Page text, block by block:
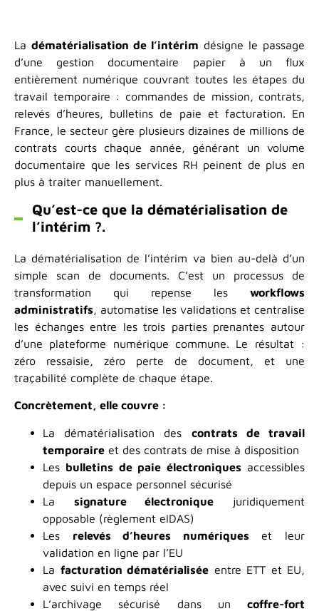
La dématérialisation de l’intérim désigne le passage
d’une gestion documentaire papier à un flux
entièrement numérique couvrant toutes les étapes du
travail temporaire : commandes de mission, contrats,
relevés d’heures, bulletins de paie et facturation. En
France, le secteur gère plusieurs dizaines de millions de
contrats courts chaque année, générant un volume
documentaire que les services RH peinent de plus en
plus à traiter manuellement.
Qu’est-ce que la dématérialisation de
l’intérim ?.
La dématérialisation de l’intérim va bien au-delà d’un
simple scan de documents. C’est un processus de
transformation qui repense les workflows
administratifs, automatise les validations et centralise
les échanges entre les trois parties prenantes autour
d’une plateforme numérique commune. Le résultat :
zéro ressaisie, zéro perte de document, et une
traçabilité complète de chaque étape.
Concrètement, elle couvre :
La dématérialisation des contrats de travail
temporaire et des contrats de mise à disposition
Les bulletins de paie électroniques accessibles
depuis un espace personnel sécurisé
La signature électronique juridiquement
opposable (règlement eIDAS)
Les relevés d’heures numériques et leur
validation en ligne par l’EU
La facturation dématérialisée entre ETT et EU,
avec suivi en temps réel
L’archivage sécurisé dans un coffre-fort